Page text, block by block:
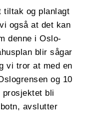
tiltak og planlagt
også at det kan
denne i Oslo-
blir sågar
vi tror at med en
og 10
bli
avslutter